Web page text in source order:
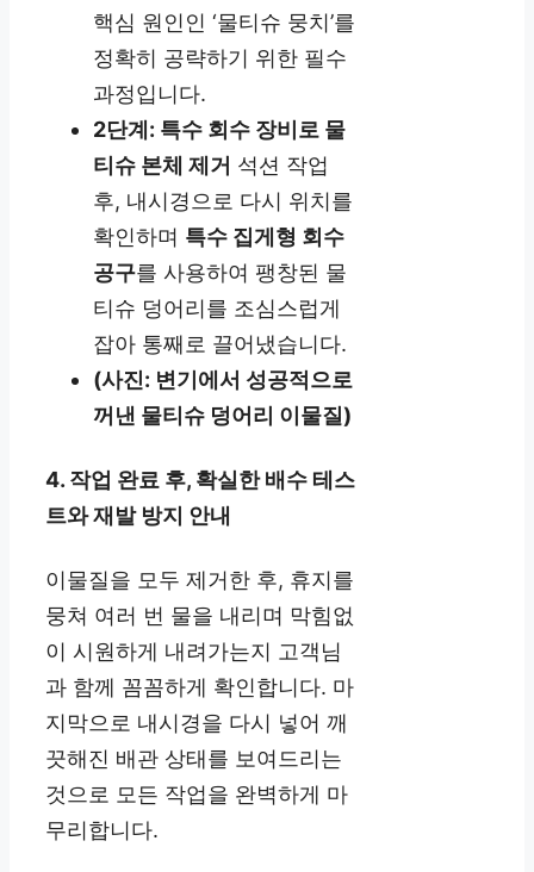
핵심 원인인 ‘물티슈 뭉치’를
정확히 공략하기 위한 필수
과정입니다.
2단계: 특수 회수 장비로 물
티슈 본체 제거 석션 작업
후, 내시경으로 다시 위치를
확인하며 특수 집게형 회수
공구를 사용하여 팽창된 물
티슈 덩어리를 조심스럽게
잡아 통째로 끌어냈습니다.
(사진: 변기에서 성공적으로
꺼낸 물티슈 덩어리 이물질)
4. 작업 완료 후, 확실한 배수 테스
트와 재발 방지 안내
이물질을 모두 제거한 후, 휴지를
뭉쳐 여러 번 물을 내리며 막힘없
이 시원하게 내려가는지 고객님
과 함께 꼼꼼하게 확인합니다. 마
지막으로 내시경을 다시 넣어 깨
끗해진 배관 상태를 보여드리는
것으로 모든 작업을 완벽하게 마
무리합니다.